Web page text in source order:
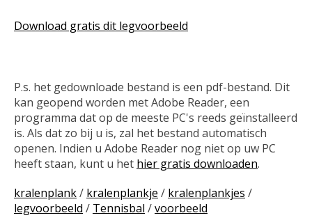
Download gratis dit legvoorbeeld
P.s. het gedownloade bestand is een pdf-bestand. Dit
kan geopend worden met Adobe Reader, een
programma dat op de meeste PC's reeds geïnstalleerd
is. Als dat zo bij u is, zal het bestand automatisch
openen. Indien u Adobe Reader nog niet op uw PC
heeft staan, kunt u het hier gratis downloaden.
kralenplank/ kralenplankje / kralenplankjes /
legvoorbeeld / Tennisbal /voorbeeld